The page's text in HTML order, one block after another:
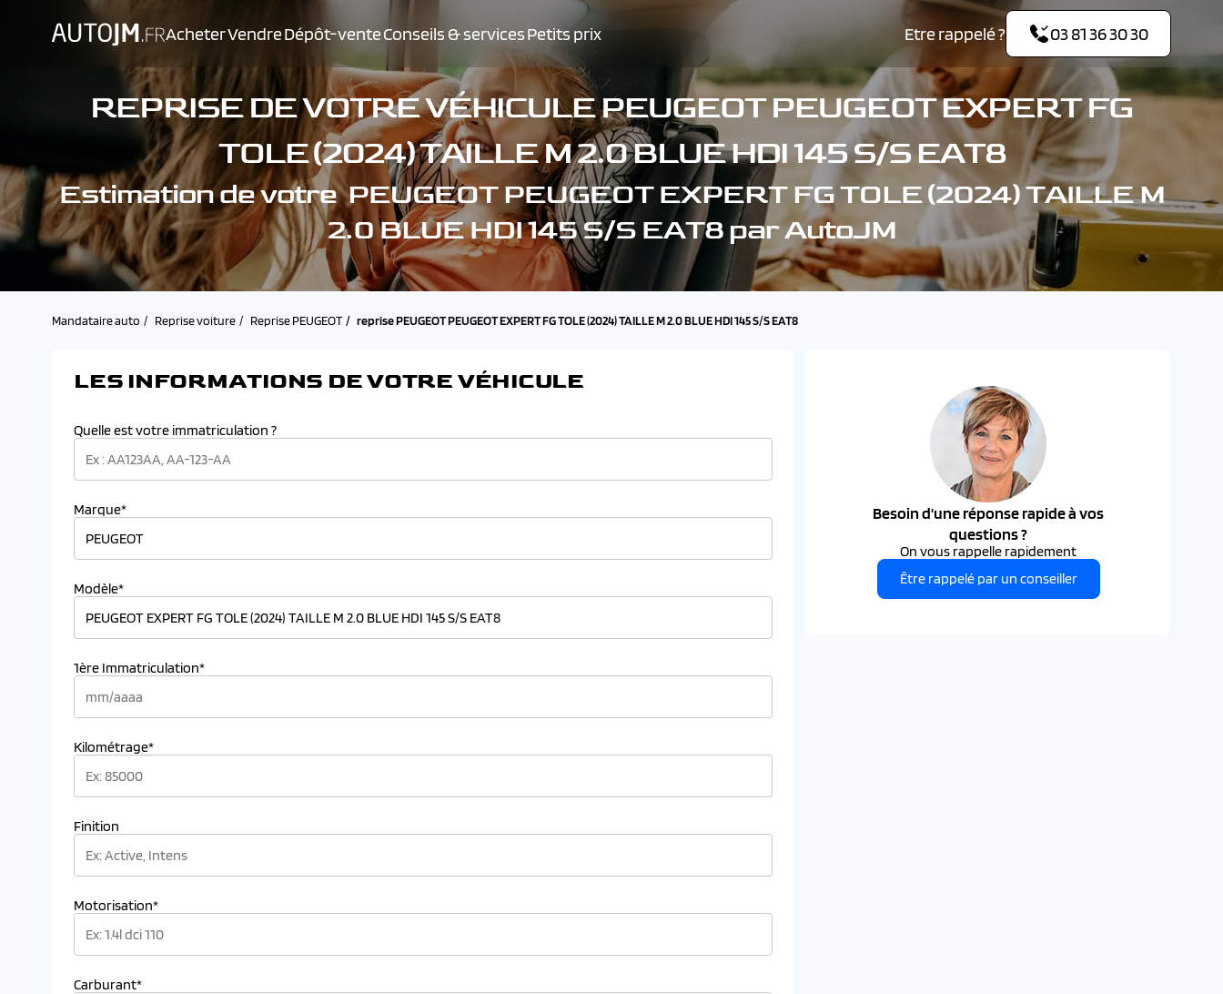
AcheterVendreDépôt-venteConseils & servicesPetits prix Etre rappelé ? 03 81 36 30 30
REPRISE DE VOTRE VÉHICULE PEUGEOT PEUGEOT EXPERT FG
TOLE (2024) TAILLE M 2.0 BLUE HDI 145 S/S EAT8
Estimation de votre PEUGEOT PEUGEOT EXPERT FG TOLE (2024) TAILLE M
2.0 BLUE HDI 145 S/S EAT8 par AutoJM
Mandataire auto Reprise voiture Reprise PEUGEOT reprise PEUGEOT PEUGEOT EXPERT FG TOLE (2024) TAILLE M 2.0 BLUE HDI 145 S/S EAT8
LES INFORMATIONS DE VOTRE VÉHICULE
Quelle est votre immatriculation ?
Marque*
Modèle*
1ère Immatriculation*
Kilométrage*
Finition
Motorisation*
Carburant*
Besoin d'une réponse rapide à vos
questions ?
On vous rappelle rapidement
Être rappelé par un conseiller